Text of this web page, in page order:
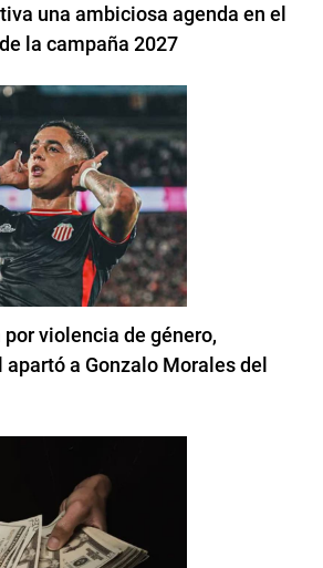
una ambiciosa agenda en el
la campaña 2027
violencia de género,
a Gonzalo Morales del